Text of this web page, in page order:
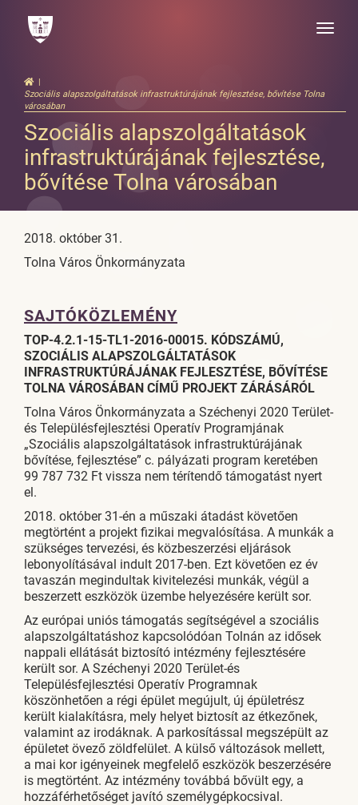
Toggle
Szociális alapszolgáltatások infrastruktúrájának fejlesztése, bővítése Tolna
városában
Szociális alapszolgáltatások
infrastruktúrájának fejlesztése,
bővítése Tolna városában
2018. október 31.
Tolna Város Önkormányzata
SAJTÓKÖZLEMÉNY
TOP-4.2.1-15-TL1-2016-00015. KÓDSZÁMÚ,
SZOCIÁLIS ALAPSZOLGÁLTATÁSOK
INFRASTRUKTÚRÁJÁNAK FEJLESZTÉSE, BŐVÍTÉSE
TOLNA VÁROSÁBAN CÍMŰ PROJEKT ZÁRÁSÁRÓL
Tolna Város Önkormányzata a Széchenyi 2020 Terület-
és Településfejlesztési Operatív Programjának
„Szociális alapszolgáltatások infrastruktúrájának
bővítése, fejlesztése” c. pályázati program keretében
99 787 732 Ft vissza nem térítendő támogatást nyert
el.
2018. október 31-én a műszaki átadást követően
megtörtént a projekt fizikai megvalósítása. A munkák a
szükséges tervezési, és közbeszerzési eljárások
lebonyolításával indult 2017-ben. Ezt követően ez év
tavaszán megindultak kivitelezési munkák, végül a
beszerzett eszközök üzembe helyezésére került sor.
Az európai uniós támogatás segítségével a szociális
alapszolgáltatáshoz kapcsolódóan Tolnán az idősek
nappali ellátását biztosító intézmény fejlesztésére
került sor. A Széchenyi 2020 Terület-és
Településfejlesztési Operatív Programnak
köszönhetően a régi épület megújult, új épületrész
került kialakításra, mely helyet biztosít az étkezőnek,
valamint az irodáknak. A parkosítással megszépült az
épületet övező zöldfelület. A külső változások mellett,
a mai kor igényeinek megfelelő eszközök beszerzésére
is megtörtént. Az intézmény továbbá bővült egy, a
hozzáférhetőséget javító személygépkocsival.